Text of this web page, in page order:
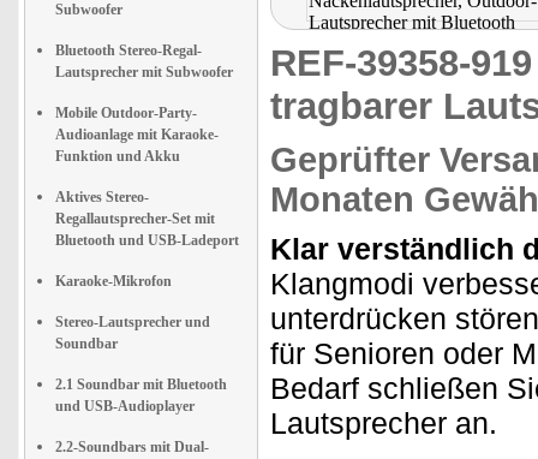
Subwoofer
Bluetooth Stereo-Regal-
Lautsprecher mit Subwoofer
Mobile Outdoor-Party-
Audioanlage mit Karaoke-
Funktion und Akku
Aktives Stereo-
Regallautsprecher-Set mit
Bluetooth und USB-Ladeport
Karaoke-Mikrofon
Stereo-Lautsprecher und
Soundbar
2.1 Soundbar mit Bluetooth
und USB-Audioplayer
2.2-Soundbars mit Dual-
REF-39358-
tragbarer
Geprüfter
Monaten
Klar verständlich
Klangmodi
unterdrücken
für Senioren oder
Bedarf schließen
Lautsprecher an.